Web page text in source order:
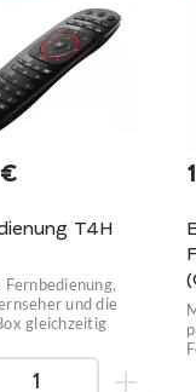
€
T4H
Fernbedienung,
und die
gleichzeitig